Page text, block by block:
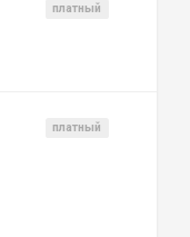
платный
платный